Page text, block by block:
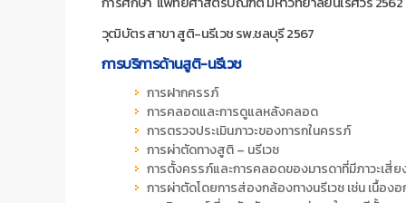
วุฒิบัตร สาขา สูติ-นรีเวช รพ.ชลบุรี 2567
การบริการด้านสูติ-นรีเวช
การฝากครรภ์
การคลอดและการดูแลหลังคลอด
การตรวจประเมินภาวะของทารกในครรภ์
การผ่าตัดทางสูติ – นรีเวช
การตั้งครรภ์และการคลอดของมารดาที่มีภาวะเสี่ย
การผ่าตัดโดยการส่องกล้องทางนรีเวช เช่น เนื้อง